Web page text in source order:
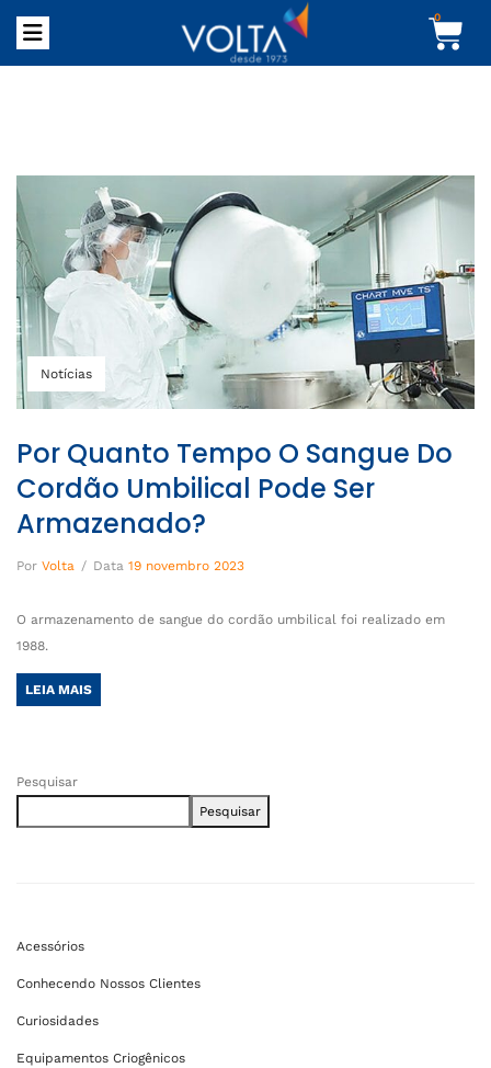
0
Notícias
Por Quanto Tempo O Sangue Do
Cordão Umbilical Pode Ser
Armazenado?
Por Volta / Data 19 novembro 2023
O armazenamento de sangue do cordão umbilical foi realizado em
1988.
LEIA MAIS
Pesquisar
Pesquisar
Acessórios
Conhecendo Nossos Clientes
Curiosidades
Equipamentos Criogênicos